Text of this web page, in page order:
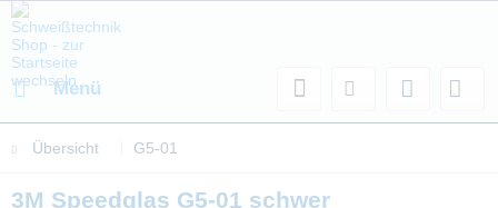
Menü
Übersicht G5-01
3M Speedglas G5-01 schwer